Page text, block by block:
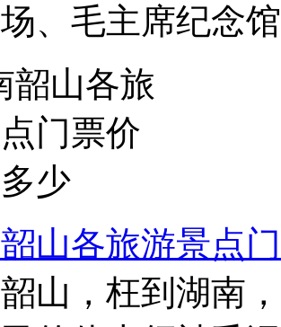
、毛主席纪念
山各旅游景点
山，枉到湖南